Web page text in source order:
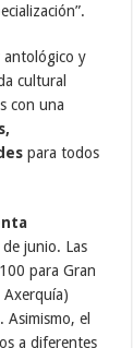
antológico y
cultural
con una
para todos
junio. Las
para Gran
el
a diferentes